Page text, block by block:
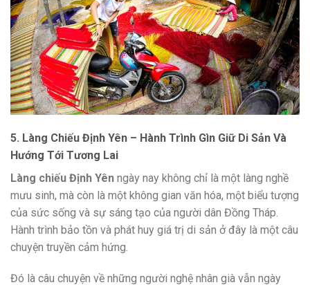
5. Làng Chiếu Định Yên – Hành Trình Gìn Giữ Di Sản Và
Hướng Tới Tương Lai
Làng chiếu Định Yên ngày nay không chỉ là một làng nghề
mưu sinh, mà còn là một không gian văn hóa, một biểu tượng
của sức sống và sự sáng tạo của người dân Đồng Tháp.
Hành trình bảo tồn và phát huy giá trị di sản ở đây là một câu
chuyện truyền cảm hứng.
Đó là câu chuyện về những người nghệ nhân già vẫn ngày